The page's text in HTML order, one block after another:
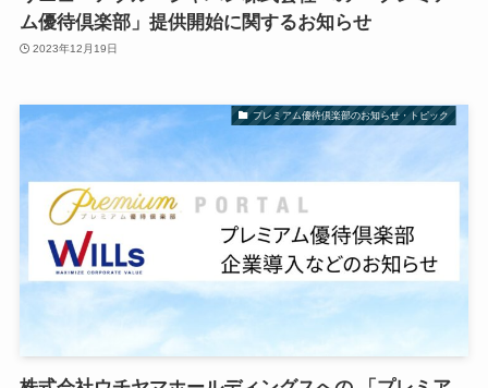
ム優待倶楽部」提供開始に関するお知らせ
2023年12月19日
プレミアム優待倶楽部のお知らせ・トピック